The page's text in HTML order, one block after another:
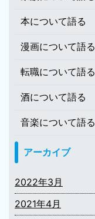
本について語る
漫画について語る
転職について語る
酒について語る
音楽について語る
アーカイブ
2022年3月
2021年4月